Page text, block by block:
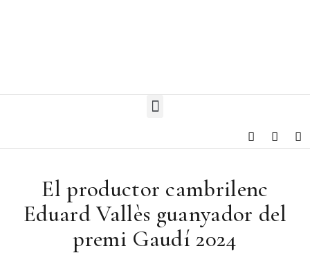
El productor cambrilenc
Eduard Vallès guanyador del
premi Gaudí 2024